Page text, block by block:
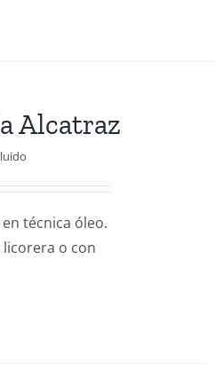
Alcatraz
técnica óleo.
o con